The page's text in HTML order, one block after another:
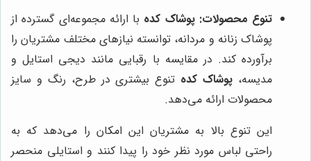
تنوع محصولات: پوشاک کده با ارائه مجموعه‌ای گسترده از
پوشاک زنانه و مردانه، توانسته نیازهای مختلف مشتریان را
برآورده کند. در مقایسه با رقبایی مانند دیجی استایل و
مدیسه، پوشاک کده تنوع بیشتری در طرح، رنگ و سایز
محصولات ارائه می‌دهد.
این تنوع بالا به مشتریان این امکان را می‌دهد که به
راحتی لباس مورد نظر خود را پیدا کنند و استایلی منحصر